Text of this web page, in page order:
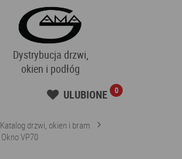
Dystrybucja drzwi,
okien i podłóg
ULUBIONE 0
Katalog drzwi, okien i bram
Okno VP70